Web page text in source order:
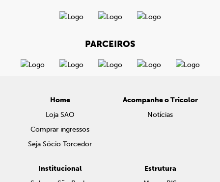
PARCEIROS
Home
Loja SAO
Comprar ingressos
Seja Sócio Torcedor
Acompanhe o Tricolor
Notícias
Institucional
Estrutura